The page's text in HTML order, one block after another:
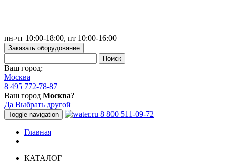
пн-чт 10:00-18:00, пт 10:00-16:00
Заказать оборудование
Ваш город:
Москва
8 495 772-78-87
Ваш город Москва?
Да Выбрать другой
Toggle navigation 8 800 511-09-72
Главная
КАТАЛОГ